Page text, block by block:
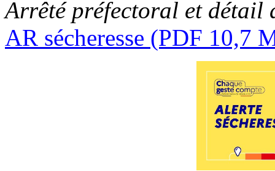
Arrêté préfectoral et détail
AR sécheresse (PDF 10,7